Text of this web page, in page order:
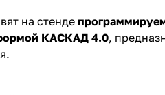
на стенде
КАСКАД 4.0,